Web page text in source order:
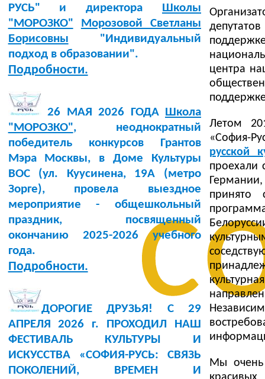
РУСЬ" и директора Школы
"МОРОЗКО"
Морозовой Светланы
Борисовны "Индивидуальный
подход в образовании".
Подробности.
26 МАЯ 2026 ГОДА Школа
"МОРОЗКО", неоднократный
победитель конкурсов Грантов
Мэра Москвы, в Доме Культуры
BOC (ул. Куусинена, 19А (метро
Зорге), провела выездное
мероприятие - общешкольный
праздник, посвященный
окончанию 2025-2026 учебного
года.
Подробности.
ДОРОГИЕ ДРУЗЬЯ! С 29
АПРЕЛЯ 2026 г. ПРОХОДИЛ НАШ
ФЕСТИВАЛЬ КУЛЬТУРЫ И
ИСКУССТВА «СОФИЯ-РУСЬ: СВЯЗЬ
ПОКОЛЕНИЙ, ВРЕМЕН И
центра
Летом
«София-
русской
проехали
принято
Мы